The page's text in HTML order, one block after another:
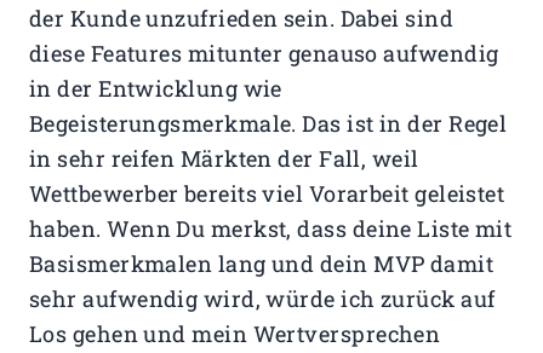
der Kunde unzufrieden sein. Dabei sind
diese Features mitunter genauso aufwendig
in der Entwicklung wie
Begeisterungsmerkmale. Das ist in der Regel
in sehr reifen Märkten der Fall, weil
Wettbewerber bereits viel Vorarbeit geleistet
haben. Wenn Du merkst, dass deine Liste mit
Basismerkmalen lang und dein MVP damit
sehr aufwendig wird, würde ich zurück auf
Los gehen und mein Wertversprechen